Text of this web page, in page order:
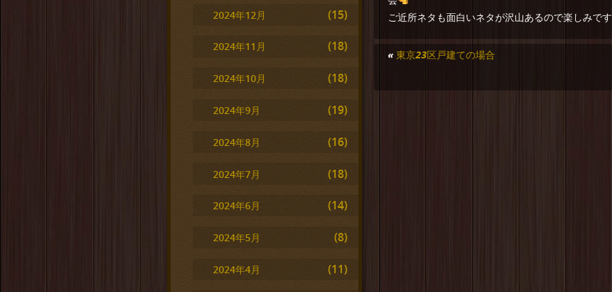
ご近所ネタも面白いネタが沢山あるので楽しみです
«東京23区戸建ての場合
2024年12月 (15)
2024年11月 (18)
2024年10月 (18)
2024年9月 (19)
2024年8月 (16)
2024年7月 (18)
2024年6月 (14)
2024年5月 (8)
2024年4月 (11)